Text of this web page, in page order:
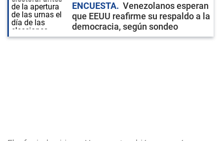
ENCUESTA
Venezolanos esperan
que EEUU reafirme su respaldo a la
democracia, según sondeo